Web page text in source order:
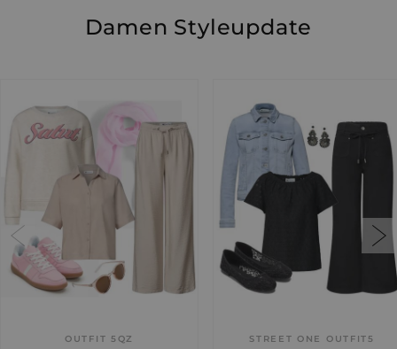
Damen Styleupdate
OUTFIT 5QZ STREET ONE OUTFIT5